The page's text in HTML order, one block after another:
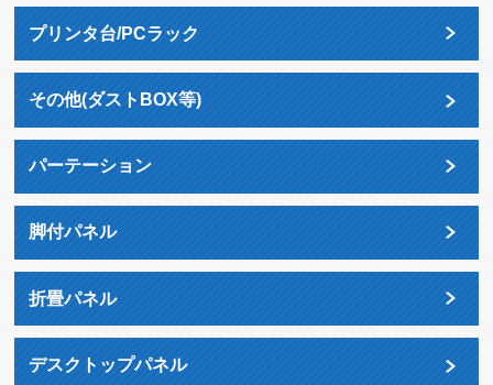
プリンタ台/PCラック
その他(ダストBOX等)
パーテーション
脚付パネル
折畳パネル
デスクトップパネル